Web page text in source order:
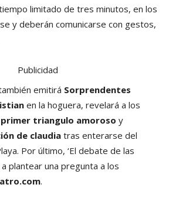
limitado de tres minutos, en los
y deberán comunicarse con gestos,
Publicidad
emitirá Sorprendentes
en la hoguera, revelará a los
triangulo amoroso y
de claudia tras enterarse del
Por último, ‘El debate de las
plantear una pregunta a los
.